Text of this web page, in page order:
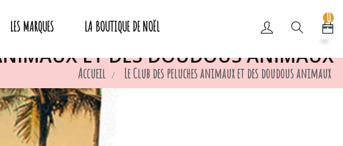
LES MARQUES LA BOUTIQUE DE NOËL
0
ET DES DOUDOUS ANIMAUX
Accueil Le Club des peluches animaux et des doudous animaux